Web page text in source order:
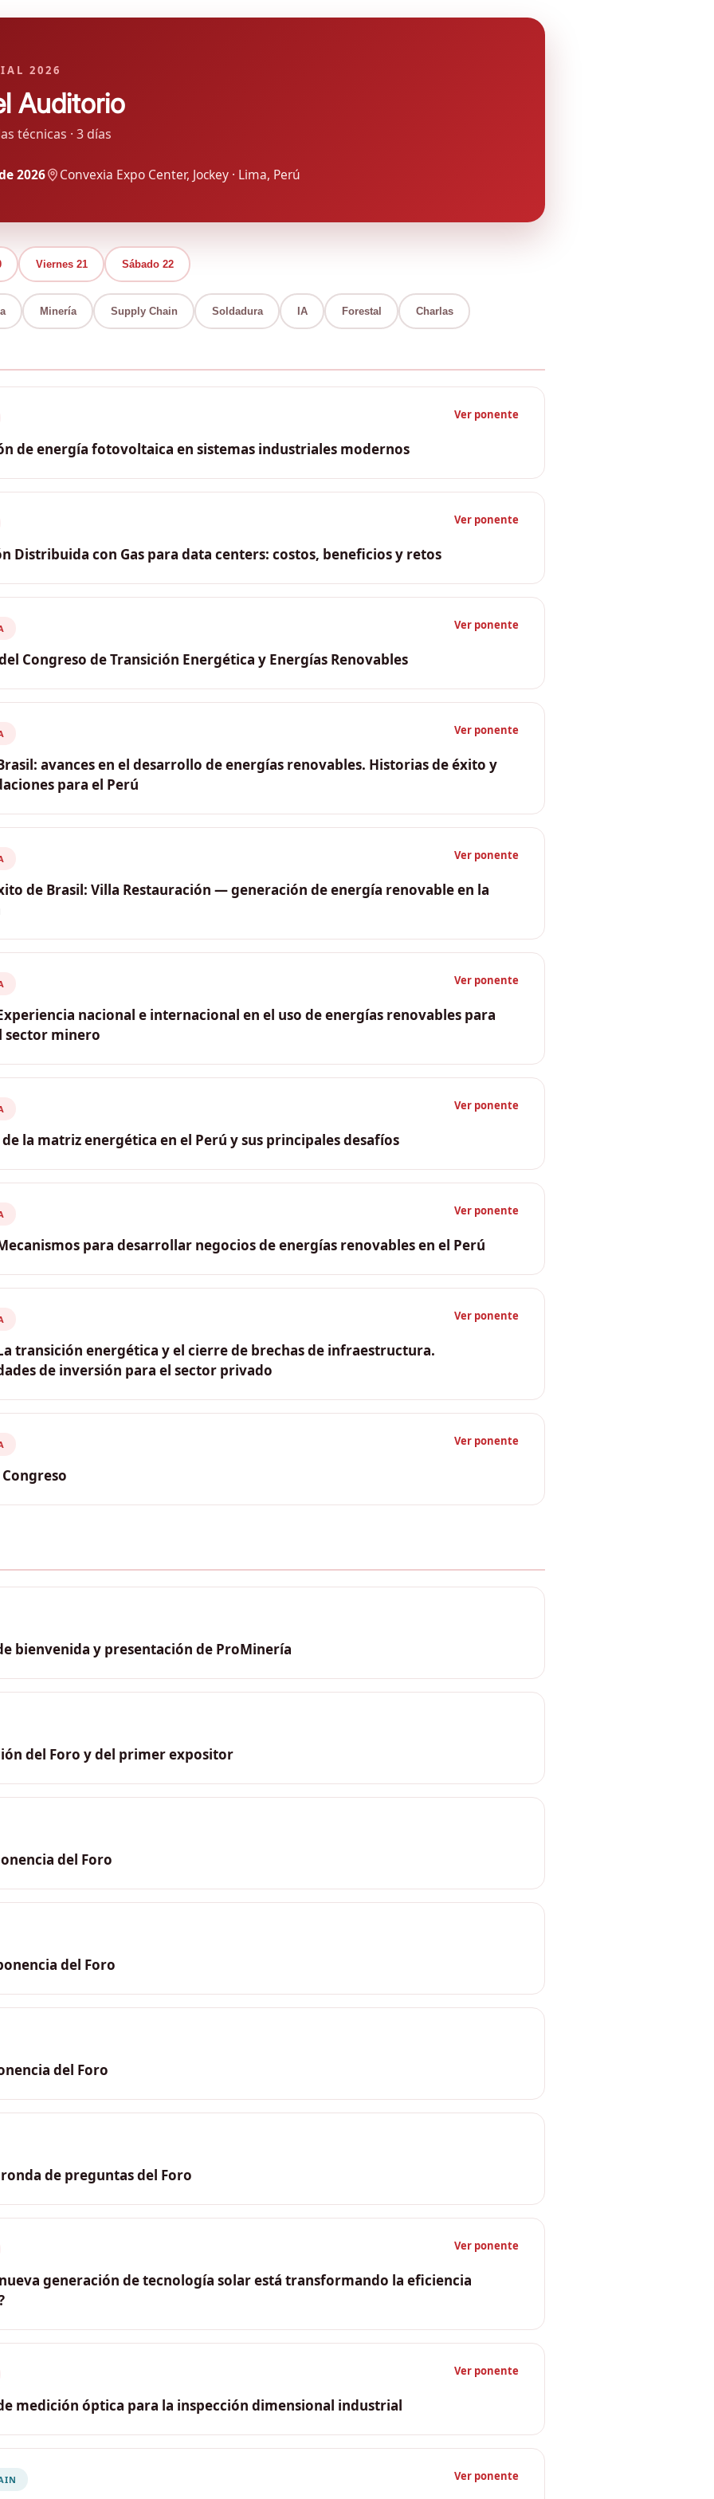
2026
Auditorio
técnicas · 3 días
2026 Convexia Expo Center, Jockey · Lima, Perú
Viernes 21 Sábado 22
Minería Supply Chain Soldadura IA Forestal Charlas
Ver ponente
de energía fotovoltaica en sistemas industriales modernos
Comercial · Autosolar Ver ponente
Distribuida con Gas para data centers: costos, beneficios y retos
Sales Leader, LATAM · Jenbacher Ver ponente
Congreso de Transición Energética y Energías Renovables
CAMBRAPER Ver ponente
Brasil: avances en el desarrollo de energías renovables. Historias de éxito y
para el Perú
ANER / APERENOVÁVEIS); Elbia Gannoum (Presidencia Ejecutiva, ABEEólica)
Ver ponente
de Brasil: Villa Restauración — generación de energía renovable en la
Ver ponente
Experiencia nacional e internacional en el uso de energías renovables para
sector minero
Energía y Minas); Pool Suárez (Gerente Comercial, Ferrenergy S.A.C.); Kenneth
Energy — Chile)
Ver ponente
la matriz energética en el Perú y sus principales desafíos
de Energía del Perú Ver ponente
Mecanismos para desarrollar negocios de energías renovables en el Perú
Corporation — USA); Juan Coronado (Director General Perú, IGNIS); Cristian
(Associate Partner, Head of Investment Banking Perú, BTG Pactual)
Ver ponente
La transición energética y el cierre de brechas de infraestructura.
de inversión para el sector privado
(PROMPERÚ); César Butrón (Presidente, COES)
Ver ponente
bienvenida y presentación de ProMinería
del Foro y del primer expositor
del Foro
del Foro
del Foro
de preguntas del Foro
Ver ponente
generación de tecnología solar está transformando la eficiencia
Proyectos · Fibra Andina Int Perú SAC Ver ponente
medición óptica para la inspección dimensional industrial
Ver ponente